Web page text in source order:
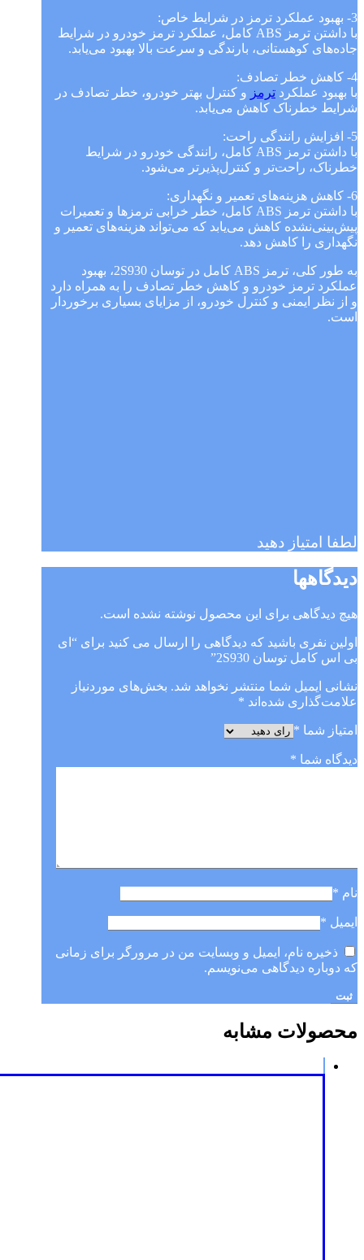
3- بهبود عملکرد ترمز در شرایط خاص:
با داشتن ترمز ABS کامل، عملکرد ترمز خودرو در شرایط
جاده‌های کوهستانی، بارندگی و سرعت بالا بهبود می‌یابد.
4- کاهش خطر تصادف:
با بهبود عملکرد ترمز و کنترل بهتر خودرو، خطر تصادف در
شرایط خطرناک کاهش می‌یابد.
5- افزایش رانندگی راحت:
با داشتن ترمز ABS کامل، رانندگی خودرو در شرایط
خطرناک، راحت‌تر و کنترل‌پذیرتر می‌شود.
6- کاهش هزینه‌های تعمیر و نگهداری:
با داشتن ترمز ABS کامل، خطر خرابی ترمز‌ها و تعمیرات
پیش‌بینی‌نشده کاهش می‌یابد که می‌تواند هزینه‌های تعمیر و
نگهداری را کاهش دهد.
به طور کلی، ترمز ABS کامل در توسان 2S930، بهبود
عملکرد ترمز خودرو و کاهش خطر تصادف را به همراه دارد
و از نظر ایمنی و کنترل خودرو، از مزایای بسیاری برخوردار
است.
لطفا امتیاز دهید
دیدگاهها
هیچ دیدگاهی برای این محصول نوشته نشده است.
اولین نفری باشید که دیدگاهی را ارسال می کنید برای “ای
بی اس کامل توسان 2S930”
نشانی ایمیل شما منتشر نخواهد شد. بخش‌های موردنیاز
علامت‌گذاری شده‌اند *
امتیاز شما *
دیدگاه شما *
نام *
ایمیل *
ذخیره نام، ایمیل و وبسایت من در مرورگر برای زمانی
که دوباره دیدگاهی می‌نویسم.
محصولات مشابه